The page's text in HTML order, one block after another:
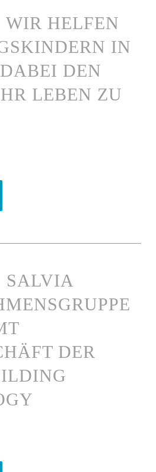
WIR HELFEN
IN
DEN
LEBEN ZU
SALVIA
DER